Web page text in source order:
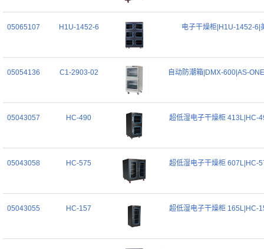
05065107 H1U-1452-6 电子干燥柜|H1U-1452-6|
05054136 C1-2903-02 自动防潮箱|DMX-600|AS-
05043057 HC-490 超低湿电子干燥柜 413L|HC-
05043058 HC-575 超低湿电子干燥柜 607L|HC-
05043055 HC-157 超低湿电子干燥柜 165L|HC-